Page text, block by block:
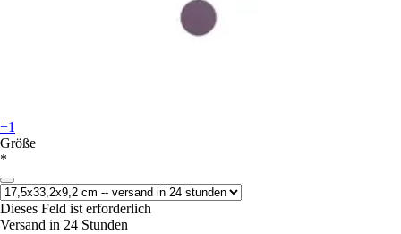
+1
Größe
*
Dieses Feld ist erforderlich
Versand in 24 Stunden